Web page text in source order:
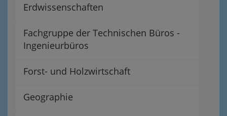
Erdwissenschaften
Fachgruppe der Technischen Büros -
Ingenieurbüros
Forst- und Holzwirtschaft
Geographie